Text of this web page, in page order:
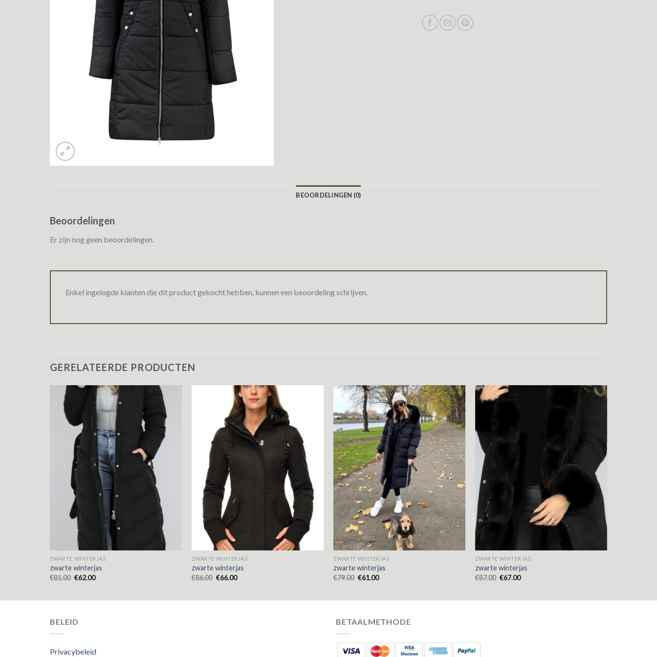
BEOORDELINGEN (0)
Beoordelingen
Er zijn nog geen beoordelingen.
Enkel ingelogde klanten die dit product gekocht hebben, kunnen een beoordeling schrijven.
GERELATEERDE PRODUCTEN
ZWARTE WINTERJAS
zwarte winterjas
€81.00 €62.00
ZWARTE WINTERJAS
zwarte winterjas
€86.00 €66.00
ZWARTE WINTERJAS
zwarte winterjas
€79.00 €61.00
ZWARTE WINTERJAS
zwarte winterjas
€87.00 €67.00
BELEID
Privacybeleid
BETAALMETHODE